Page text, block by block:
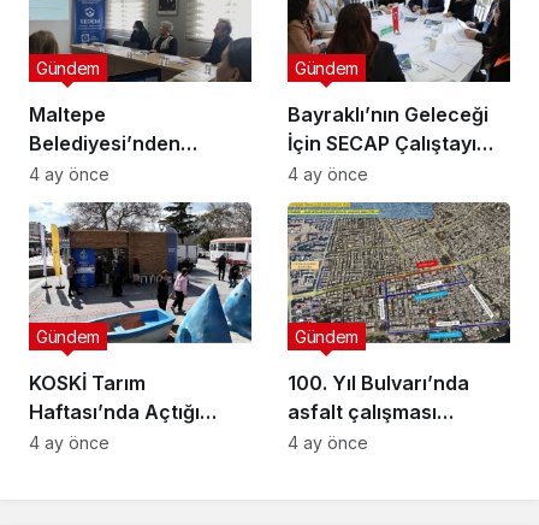
Maltepe
Belediyesi’nden
Muhtarlara Toplumsal
Cinsiyet Eşitliği
Semineri
Gündem
4 ay önce
Bayraklı’nın Geleceği
İçin SECAP Çalıştayı
Düzenlendi
Gündem
4 ay önce
KOSKİ Tarım
Haftası’nda Açtığı
Stantta Su Tasarrufu
Gündem
4 ay önce
100. Yıl Bulvarı’nda
asfalt çalışması
gerçekleştirilecek
Gündem
4 ay önce